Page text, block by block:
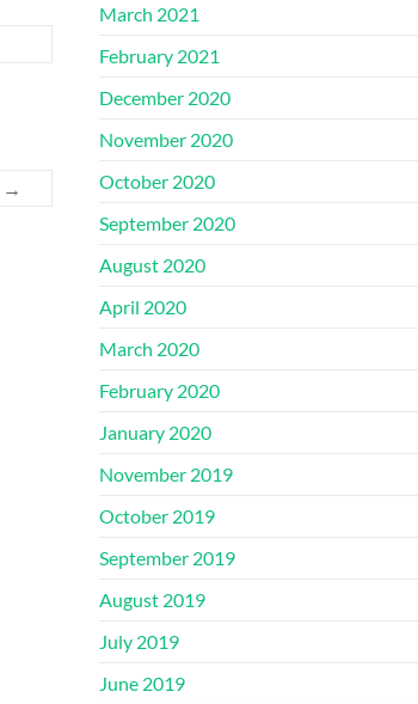
→
March 2021
February 2021
December 2020
November 2020
October 2020
September 2020
August 2020
April 2020
March 2020
February 2020
January 2020
November 2019
October 2019
September 2019
August 2019
July 2019
June 2019